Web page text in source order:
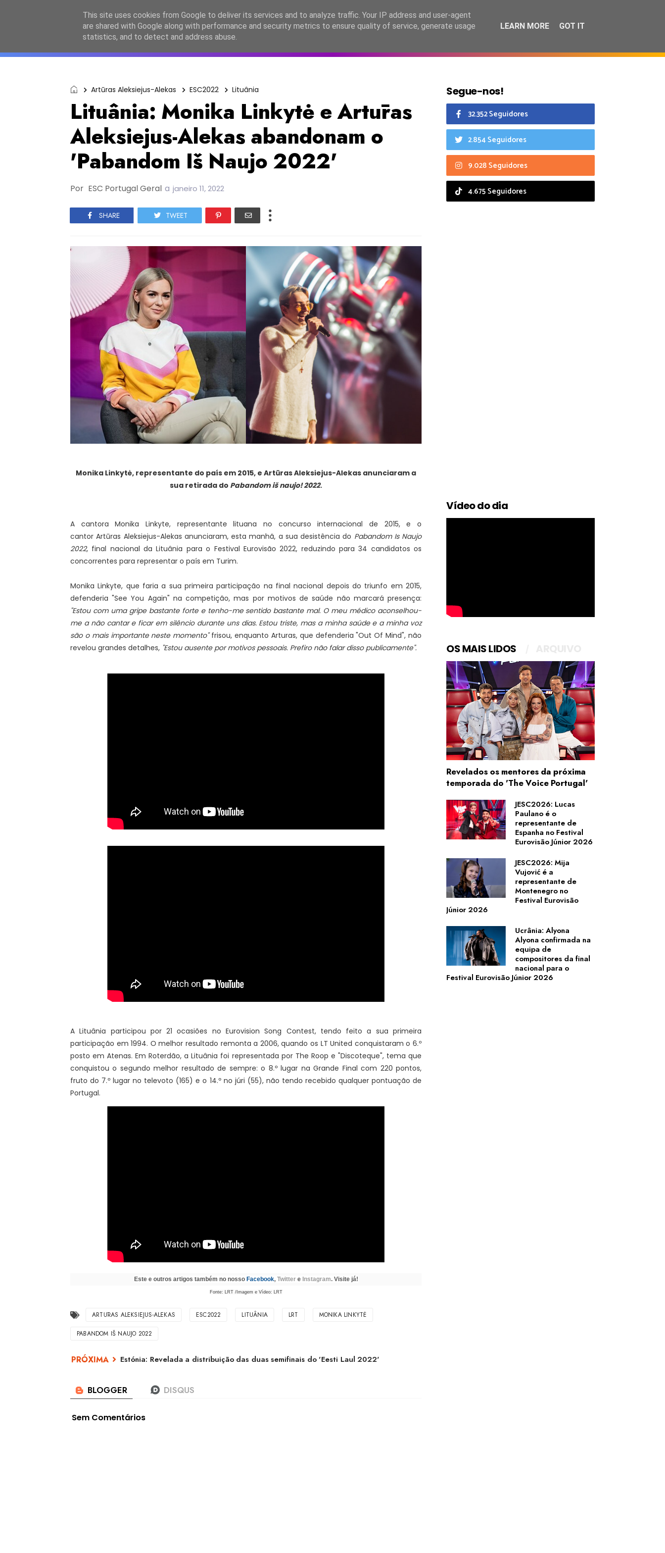
ESC2027 JESC2026 FC2026 EASC2026 PORTUGAL LANÇAMENTOS ESPECIAIS CALENDÁRIO
Artūras Aleksiejus-Alekas ESC2022 Lituânia
Lituânia: Monika Linkytė e Artūras
Aleksiejus-Alekas abandonam o
'Pabandom Iš Naujo 2022'
Por ESC Portugal Geral a janeiro 11, 2022
SHARE TWEET
Monika Linkytė, representante do país em 2015, e Artūras Aleksiejus-Alekas anunciaram a
sua retirada do Pabandom iš naujo! 2022.
A cantora Monika Linkyte, representante lituana no concurso internacional de 2015, e o
cantor Artūras Aleksiejus-Alekas anunciaram, esta manhã, a sua desistência do Pabandom Is Naujo
2022, final nacional da Lituânia para o Festival Eurovisão 2022, reduzindo para 34 candidatos os
concorrentes para representar o país em Turim.
Monika Linkyte, que faria a sua primeira participação na final nacional depois do triunfo em 2015,
defenderia "See You Again" na competição, mas por motivos de saúde não marcará presença:
"Estou com uma gripe bastante forte e tenho-me sentido bastante mal. O meu médico aconselhou-
me a não cantar e ficar em silêncio durante uns dias. Estou triste, mas a minha saúde e a minha voz
são o mais importante neste momento"frisou, enquanto Arturas, que defenderia "Out Of Mind", não
revelou grandes detalhes, "Estou ausente por motivos pessoais. Prefiro não falar disso publicamente".
A Lituânia participou por 21 ocasiões no Eurovision Song Contest, tendo feito a sua primeira
participação em 1994. O melhor resultado remonta a 2006, quando os LT United conquistaram o 6.º
posto em Atenas. Em Roterdão, a Lituânia foi representada por The Roop e "Discoteque", tema que
conquistou o segundo melhor resultado de sempre: o 8.º lugar na Grande Final com 220 pontos,
fruto do 7.º lugar no televoto (165) e o 14.º no júri (55), não tendo recebido qualquer pontuação de
Portugal.
Este e outros artigos também no nosso Facebook, Twittere Instagram. Visite já!
Fonte: LRT /Imagem e Vídeo: LRT
ARTŪRAS ALEKSIEJUS-ALEKAS ESC2022 LITUÂNIA LRT MONIKA LINKYTĖ
PABANDOM IŠ NAUJO 2022
Estónia: Revelada a distribuição das duas semifinais do 'Eesti Laul 2022'
Sem Comentários
Segue-nos!
32.352 Seguidores
2.854 Seguidores
9.028 Seguidores
4.675 Seguidores
Vídeo do dia
OS MAIS LIDOS
Revelados os mentores da próxima
temporada do 'The Voice Portugal'
JESC2026: Lucas
Paulano é o
representante de
Espanha no Festival
Eurovisão Júnior 2026
JESC2026: Mija
Vujović é a
representante de
Montenegro no
Festival Eurovisão
Júnior 2026
Ucrânia: Alyona
Alyona confirmada na
equipa de
compositores da final
nacional para o
Festival Eurovisão Júnior 2026
This site uses cookies from Google to deliver its services and to analyze traffic. Your IP address and user-agent
are shared with Google along with performance and security metrics to ensure quality of service, generate usage
statistics, and to detect and address abuse.
LEARN MORE GOT IT